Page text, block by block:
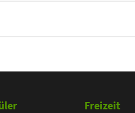
Freizeit